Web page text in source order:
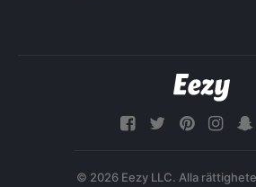
© 2026 Eezy LLC. Alla